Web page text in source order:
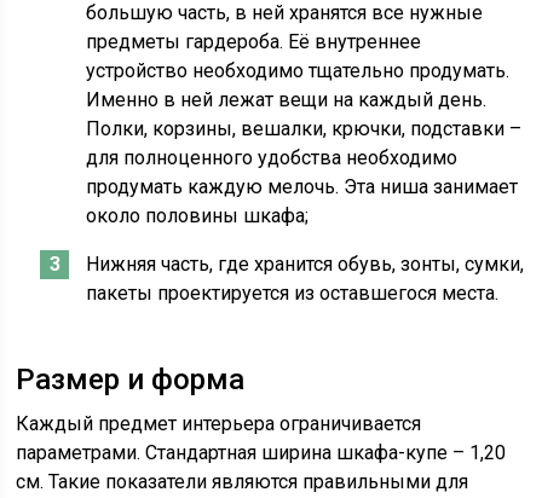
большую часть, в ней хранятся все нужные
предметы гардероба. Её внутреннее
устройство необходимо тщательно продумать.
Именно в ней лежат вещи на каждый день.
Полки, корзины, вешалки, крючки, подставки –
для полноценного удобства необходимо
продумать каждую мелочь. Эта ниша занимает
около половины шкафа;
Нижняя часть, где хранится обувь, зонты, сумки,
пакеты проектируется из оставшегося места.
Размер и форма
Каждый предмет интерьера ограничивается
параметрами. Стандартная ширина шкафа-купе – 1,20
см. Такие показатели являются правильными для